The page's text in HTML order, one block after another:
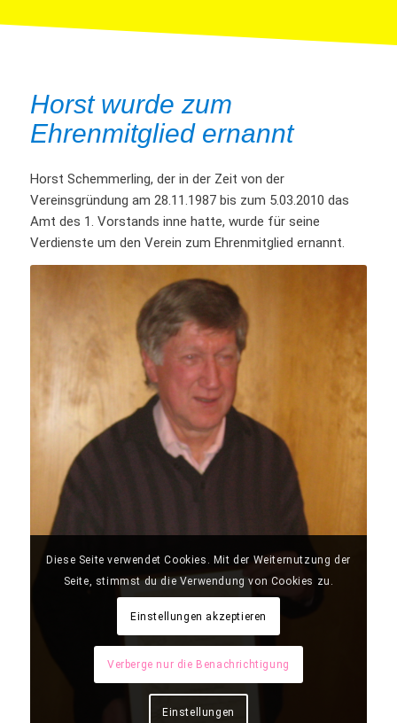
Horst wurde zum
Ehrenmitglied ernannt
Horst Schemmerling, der in der Zeit von der
Vereinsgründung am 28.11.1987 bis zum 5.03.2010 das
Amt des 1. Vorstands inne hatte, wurde für seine
Verdienste um den Verein zum Ehrenmitglied ernannt.
Diese Seite verwendet Cookies. Mit der Weiternutzung der
Seite, stimmst du die Verwendung von Cookies zu.
Einstellungen akzeptieren
Verberge nur die Benachrichtigung
Einstellungen